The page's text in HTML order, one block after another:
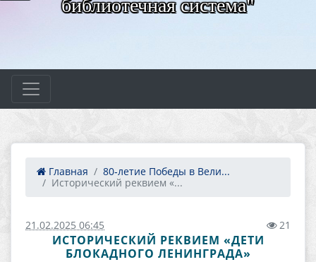
библиотечная система"
Главная
80‑летие Победы в Вели...
Исторический реквием «...
21.02.2025 06:45 21
ИСТОРИЧЕСКИЙ РЕКВИЕМ «ДЕТИ
БЛОКАДНОГО ЛЕНИНГРАДА»